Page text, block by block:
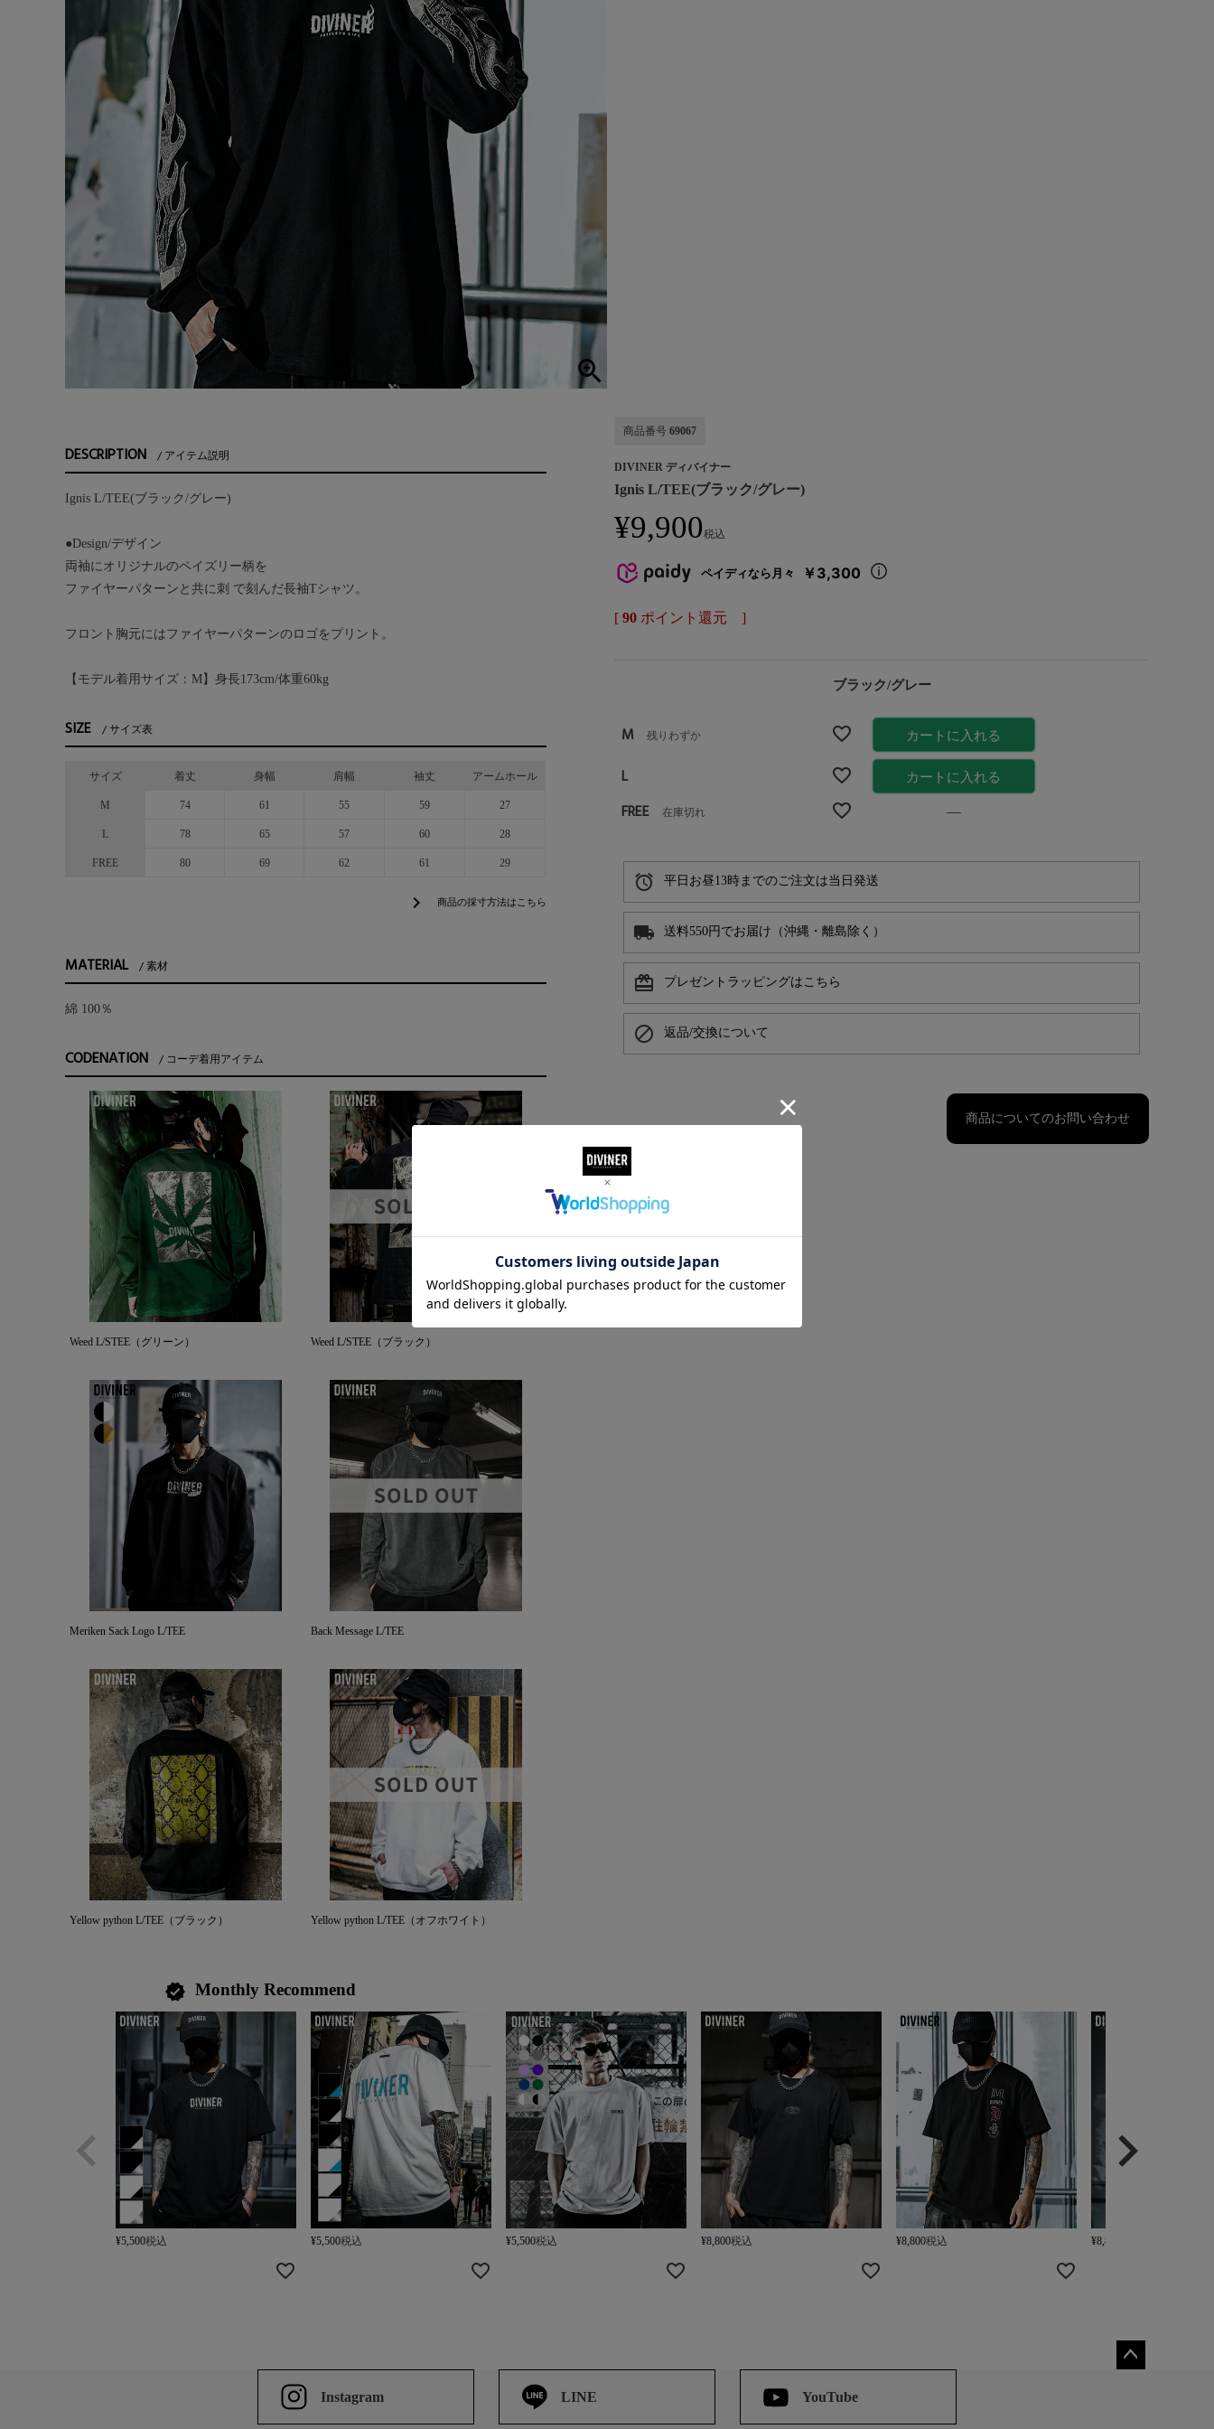
DESCRIPTION アイテム説明
Ignis L/TEE(ブラック/グレー)
●Design/デザイン
両袖にオリジナルのペイズリー柄を
ファイヤーパターンと共に刺 で刻んだ長袖Tシャツ。
フロント胸元にはファイヤーパターンのロゴをプリント。
【モデル着用サイズ：M】身長173cm/体重60kg
SIZE サイズ表
サイズ 着丈 身幅 肩幅 袖丈 アームホール
M 74 61 55 59 27
L 78 65 57 60 28
FREE 80 69 62 61 29
chevron_right 商品の採寸方法はこちら
MATERIAL 素材
綿 100％
CODENATION コーデ着用アイテム
Weed L/STEE（グリーン） Weed L/STEE（ブラック）
Meriken Sack Logo L/TEE Back Message L/TEE
Yellow python L/TEE（ブラック） Yellow python L/TEE（オフホワイト）
商品番号 69067
DIVINER ディバイナー
Ignis L/TEE(ブラック/グレー)
¥9,900税込
ペイディなら月々 ￥3,300
[ 90 ポイント還元 ]
ブラック/グレー
M 残りわずか カートに入れる
L カートに入れる
FREE 在庫切れ —
alarm 平日お昼13時までのご注文は当日発送
local_shipping 送料550円でお届け（沖縄・離島除く）
card_giftcard プレゼントラッピングはこちら
block 返品/交換について
商品についてのお問い合わせ
verified Monthly Recommend
¥5,500税込 ¥5,500税込 ¥5,500税込 ¥8,800税込 ¥8,800税込 ¥8,800
Instagram LINE YouTube